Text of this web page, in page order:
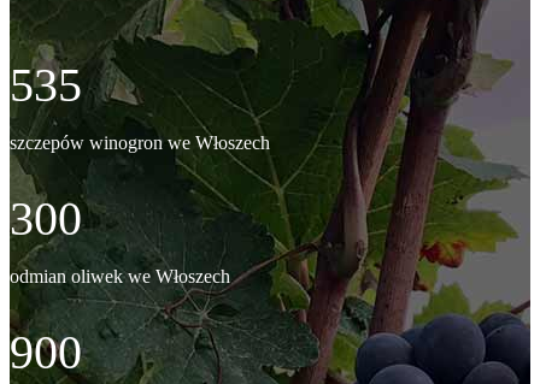
535
szczepów winogron we Włoszech
300
odmian oliwek we Włoszech
900